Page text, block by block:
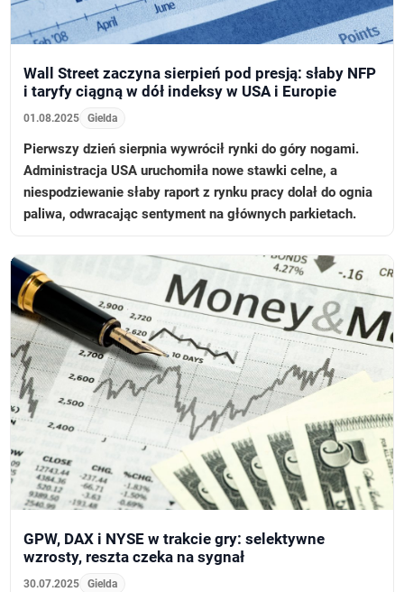
Wall Street zaczyna sierpień pod presją: słaby NFP
i taryfy ciągną w dół indeksy w USA i Europie
01.08.2025 Gielda
Pierwszy dzień sierpnia wywrócił rynki do góry nogami.
Administracja USA uruchomiła nowe stawki celne, a
niespodziewanie słaby raport z rynku pracy dolał do ognia
paliwa, odwracając sentyment na głównych parkietach.
GPW, DAX i NYSE w trakcie gry: selektywne
wzrosty, reszta czeka na sygnał
30.07.2025 Gielda